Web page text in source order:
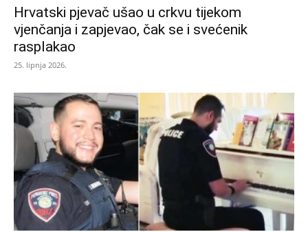
Hrvatski pjevač ušao u crkvu tijekom
vjenčanja i zapjevao, čak se i svećenik
rasplakao
25. lipnja 2026.